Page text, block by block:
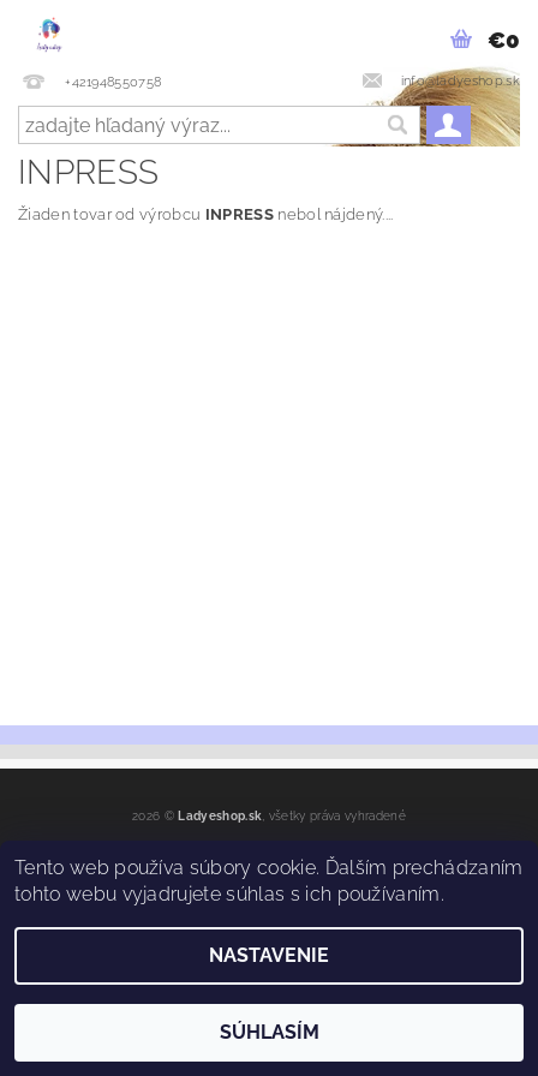
+421948550758 info@ladyeshop.sk
€0
INPRESS
Žiaden tovar od výrobcu INPRESSnebol nájdený....
2026 © Ladyeshop.sk , všetky práva vyhradené
Vytvoril Shoptet
Tento web používa súbory cookie. Ďalším prechádzaním
tohto webu vyjadrujete súhlas s ich používaním.
NASTAVENIE
SÚHLASÍM